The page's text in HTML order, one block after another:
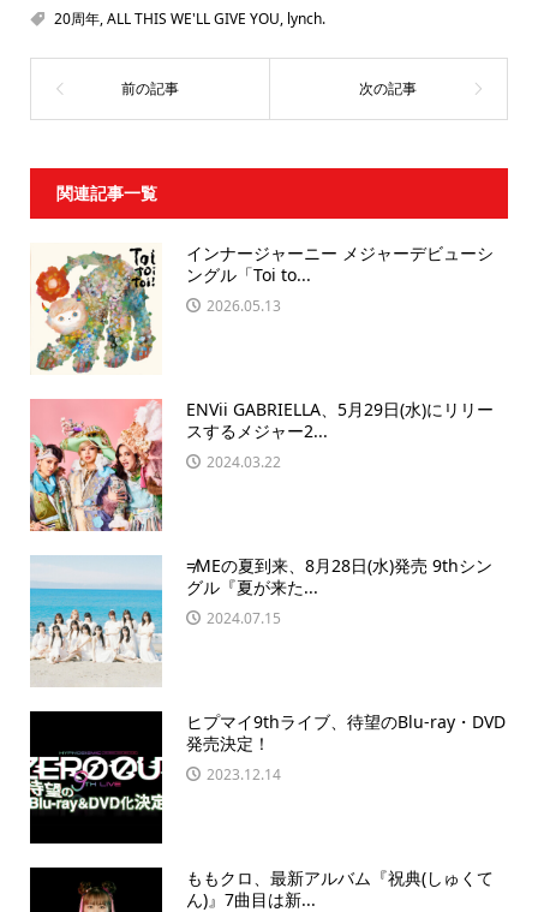
20周年,ALL THIS WE'LL GIVE YOU, lynch.
関連記事一覧
インナージャーニー メジャーデビューシ
ングル「Toi to...
2026.05.13
ENVii GABRIELLA、5月29日(水)にリリー
スするメジャー2...
2024.03.22
≠MEの夏到来、8月28日(水)発売 9thシン
グル『夏が来た...
2024.07.15
ヒプマイ9thライブ、待望のBlu-ray・DVD
発売決定！
2023.12.14
ももクロ、最新アルバム『祝典(しゅくて
ん)』7曲目は新...